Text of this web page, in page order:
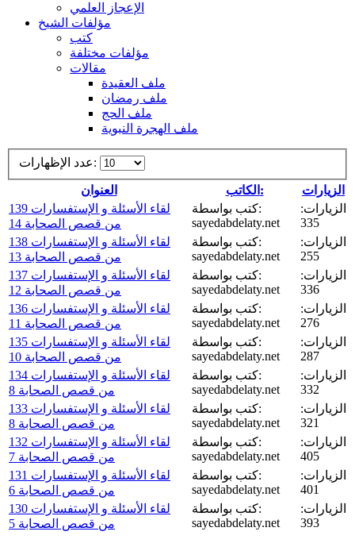
الإعجاز العلمي
مؤلفات الشيخ
كتب
مؤلفات مختلفة
مقالات
ملف العقيدة
ملف رمضان
ملف الحج
ملف الهجرة النبوية
عدد الإظهارات:
العنوان الكاتب:
الزيارات
لقاء الأسئلة و الإستفسارات 139
من قصص الصحابة 14
كتب بواسطة:
sayedabdelaty.net
الزيارات:
335
لقاء الأسئلة و الإستفسارات 138
من قصص الصحابة 13
كتب بواسطة:
sayedabdelaty.net
الزيارات:
255
لقاء الأسئلة و الإستفسارات 137
من قصص الصحابة 12
كتب بواسطة:
sayedabdelaty.net
الزيارات:
336
لقاء الأسئلة و الإستفسارات 136
من قصص الصحابة 11
كتب بواسطة:
sayedabdelaty.net
الزيارات:
276
لقاء الأسئلة و الإستفسارات 135
من قصص الصحابة 10
كتب بواسطة:
sayedabdelaty.net
الزيارات:
287
لقاء الأسئلة و الإستفسارات 134
من قصص الصحابة 8
كتب بواسطة:
sayedabdelaty.net
الزيارات:
332
لقاء الأسئلة و الإستفسارات 133
من قصص الصحابة 8
كتب بواسطة:
sayedabdelaty.net
الزيارات:
321
لقاء الأسئلة و الإستفسارات 132
من قصص الصحابة 7
كتب بواسطة:
sayedabdelaty.net
الزيارات:
405
لقاء الأسئلة و الإستفسارات 131
من قصص الصحابة 6
كتب بواسطة:
sayedabdelaty.net
الزيارات:
401
لقاء الأسئلة و الإستفسارات 130
من قصص الصحابة 5
كتب بواسطة:
sayedabdelaty.net
الزيارات:
393